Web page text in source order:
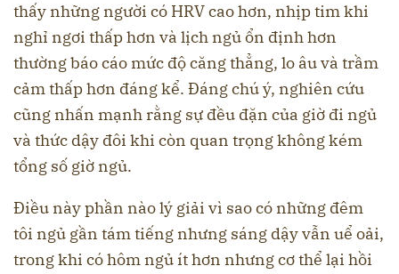
thấy những người có HRV cao hơn, nhịp tim khi
nghỉ ngơi thấp hơn và lịch ngủ ổn định hơn
thường báo cáo mức độ căng thẳng, lo âu và trầm
cảm thấp hơn đáng kể. Đáng chú ý, nghiên cứu
cũng nhấn mạnh rằng sự đều đặn của giờ đi ngủ
và thức dậy đôi khi còn quan trọng không kém
tổng số giờ ngủ.
Điều này phần nào lý giải vì sao có những đêm
tôi ngủ gần tám tiếng nhưng sáng dậy vẫn uể oải,
trong khi có hôm ngủ ít hơn nhưng cơ thể lại hồi